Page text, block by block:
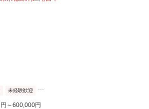
未経験歓迎
～600,000円